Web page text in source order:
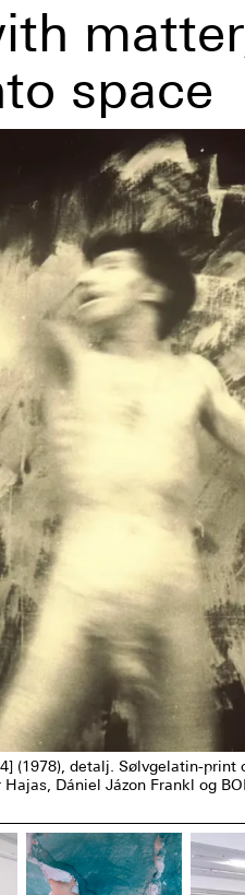
space
(1978), detalj. Sølvgelatin-
Dániel Jázon Frankl og